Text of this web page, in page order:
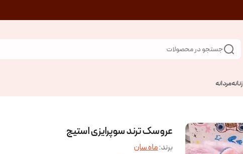
جستجو در محصولات
زنانهمردانه
عروسک ترند سوپرایزی استیج
برند:ماه سان